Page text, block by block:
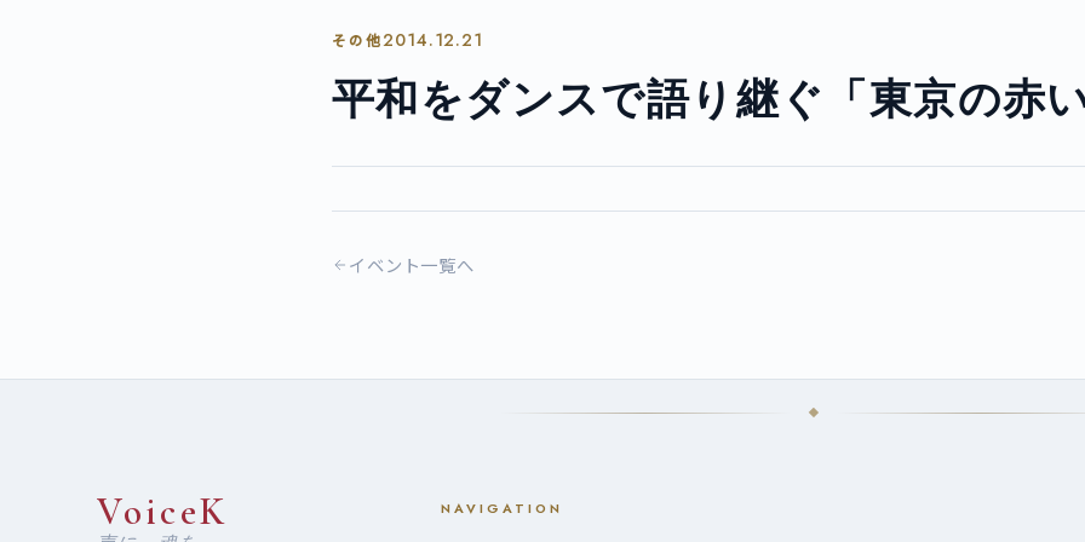
その他2014.12.21
平和をダンスで語り継ぐ「東京の赤い
イベント一覧へ
VoiceK NAVIGATION